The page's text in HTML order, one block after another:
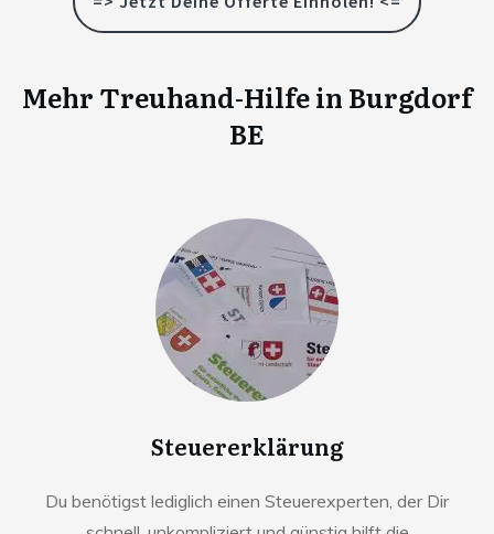
Mehr Treuhand-Hilfe in Burgdorf
BE
Steuererklärung
Du benötigst lediglich einen Steuerexperten, der Dir